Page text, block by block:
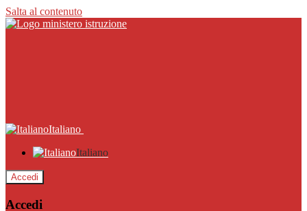
Salta al contenuto
Italiano
Italiano
Accedi
Accedi